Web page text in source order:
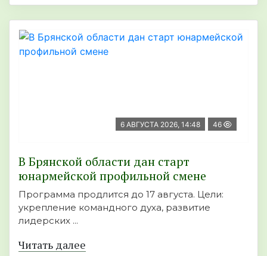
6 АВГУСТА 2026, 14:48 46
В Брянской области дан старт
юнармейской профильной смене
Программа продлится до 17 августа. Цели:
укрепление командного духа, развитие
лидерских ...
Читать далее